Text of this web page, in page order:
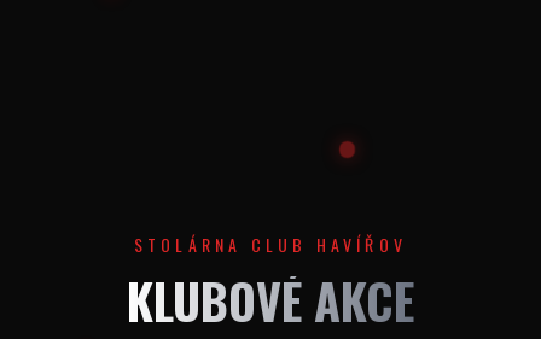
STOLÁRNA CLUB HAVÍŘOV
KLUBOVÉ AKCE